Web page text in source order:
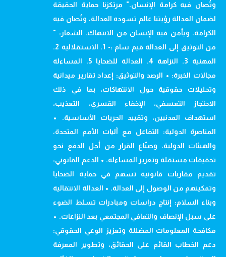
وتُصان فيه كرامة الإنسان." مرتكزنا حماية الحقيقة
لضمان العدالة رؤيتنا عالم تسوده العدالة، وتُصان فيه
الكرامة، ويأمن فيه الإنسان من الانتهاك. الشعار: "
من التوثيق إلى العدالة قيم سام :- 1. الاستقلالية 2.
المهنية 3. النزاهة 4. العدالة للضحايا 5. المساءلة
مجالات الخبرة: • الرصد والتوثيق: إعداد تقارير ميدانية
وتحليلات حقوقية حول الانتهاكات، بما في ذلك
الاحتجاز التعسفي، الإخفاء القسري، التعذيب،
استهداف المدنيين، وتقييد الحريات الأساسية. •
المناصرة الدولية: التفاعل مع آليات الأمم المتحدة،
والهيئات الدولية، وصنّاع القرار من أجل الدفع نحو
تحقيقات مستقلة وتعزيز المساءلة. • الدعم القانوني:
تقديم مقاربات قانونية تسهم في حماية الضحايا
وتمكينهم من الوصول إلى العدالة. • العدالة الانتقالية
وبناء السلام: إنتاج دراسات ومبادرات تسلط الضوء
على سبل الإنصاف والتعافي المجتمعي بعد النزاعات. •
مكافحة المعلومات المضللة وتعزيز الوعي الحقوقي:
دعم الخطاب القائم على الحقائق، وتطوير المعرفة